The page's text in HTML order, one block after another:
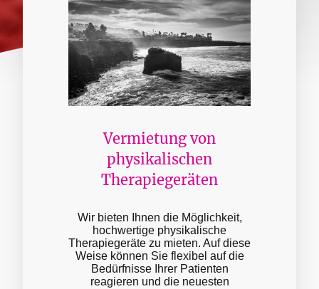
Vermietung von
physikalischen
Therapiegeräten
Wir bieten Ihnen die Möglichkeit,
hochwertige physikalische
Therapiegeräte zu mieten. Auf diese
Weise können Sie flexibel auf die
Bedürfnisse Ihrer Patienten
reagieren und die neuesten